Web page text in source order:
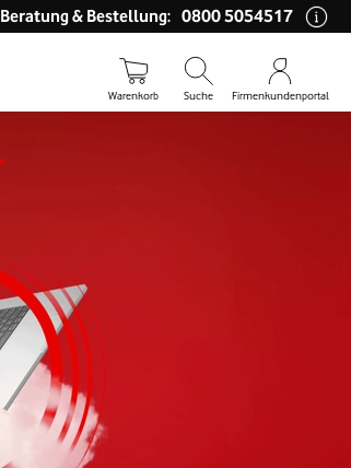
Warenkorb Suche Firmenkundenportal
Beratung & Bestellung: 0800 5054517